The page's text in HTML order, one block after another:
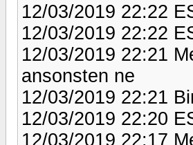
12/03/2019 22:22
12/03/2019 22:22
12/03/2019 22:21
ansonsten ne
12/03/2019 22:21
12/03/2019 22:20
12/03/2019 22:17